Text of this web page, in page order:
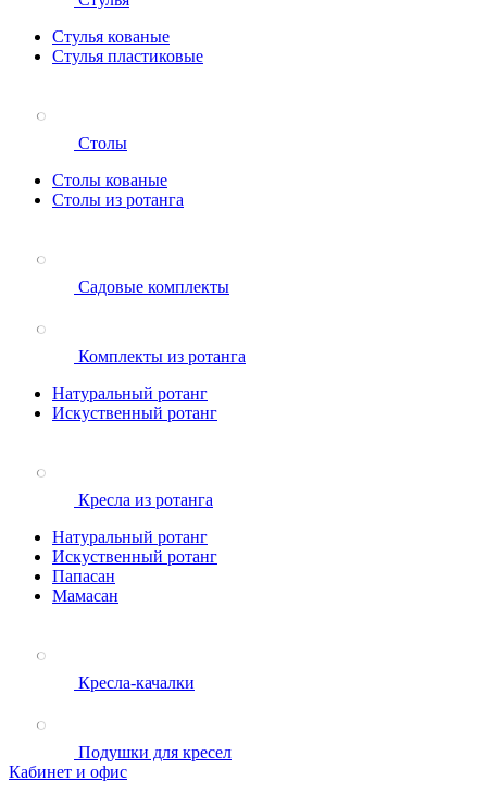
Стулья кованые
Стулья пластиковые
Столы
Столы кованые
Столы из ротанга
Садовые комплекты
Комплекты из ротанга
Натуральный ротанг
Искуственный ротанг
Кресла из ротанга
Натуральный ротанг
Искуственный ротанг
Папасан
Мамасан
Кресла-качалки
Подушки для кресел
Кабинет и офис